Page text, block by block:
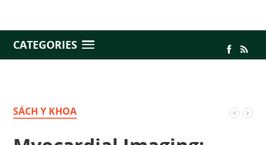
CATEGORIES
SÁCH Y KHOA